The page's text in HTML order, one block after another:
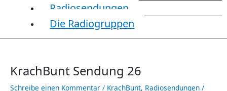
Radiosendungen
Die Radiogruppen
KrachBunt Sendung 26
Schreibe einen Kommentar / KrachBunt, Radiosendungen /